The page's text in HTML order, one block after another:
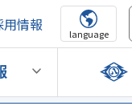
用情報
language